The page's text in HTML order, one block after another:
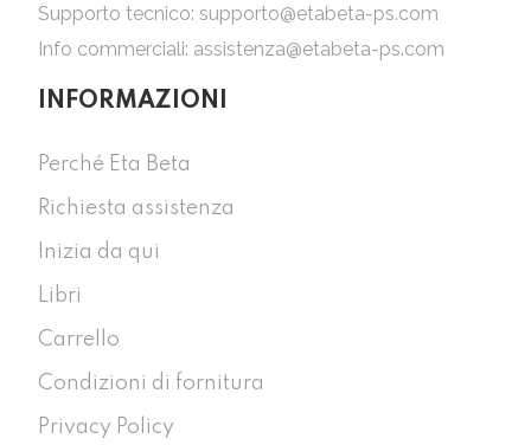
Supporto tecnico: supporto@etabeta-ps.com
Info commerciali: assistenza@etabeta-ps.com
INFORMAZIONI
Perché Eta Beta
Richiesta assistenza
Inizia da qui
Libri
Carrello
Condizioni di fornitura
Privacy Policy